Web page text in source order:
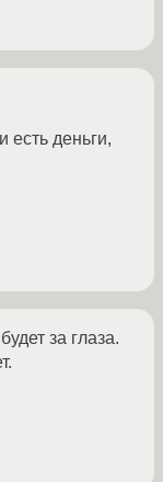
есть деньги,
за глаза.